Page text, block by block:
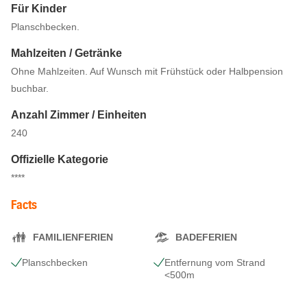
Für Kinder
Planschbecken.
Mahlzeiten / Getränke
Ohne Mahlzeiten. Auf Wunsch mit Frühstück oder Halbpension
buchbar.
Anzahl Zimmer / Einheiten
240
Offizielle Kategorie
****
Facts
FAMILIENFERIEN
Planschbecken
BADEFERIEN
Entfernung vom Strand
<500m